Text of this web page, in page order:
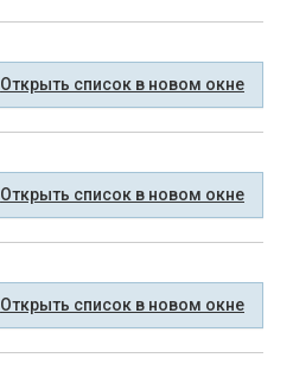
Открыть список в новом окне
Открыть список в новом окне
Открыть список в новом окне